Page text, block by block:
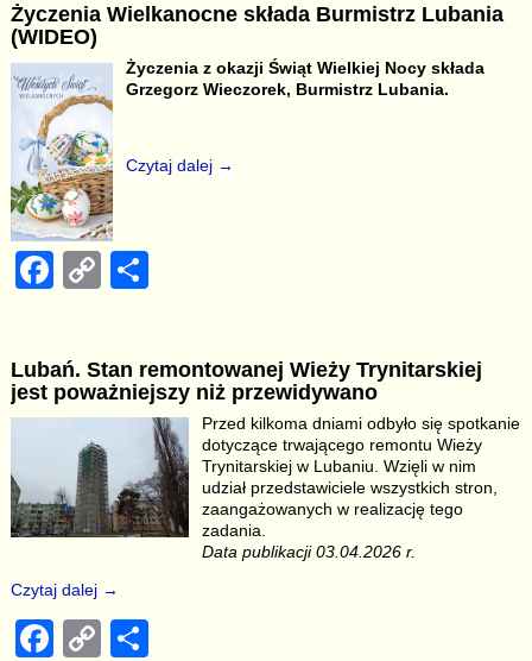
e
b
o
o
k
y
Li
n
k
e
Życzenia Wielkanocne składa Burmistrz Lubania
(WIDEO)
Życzenia z okazji Świąt Wielkiej Nocy składa
Grzegorz Wieczorek, Burmistrz Lubania.
Czytaj dalej →
F
e
b
o
k
C
y
Li
n
k
e
Lubań. Stan remontowanej Wieży Trynitarskiej
jest poważniejszy niż przewidywano
Przed kilkoma dniami odbyło się spotkanie
dotyczące trwającego remontu Wieży
Trynitarskiej w Lubaniu. Wzięli w nim
udział przedstawiciele wszystkich stron,
zaangażowanych w realizację tego
zadania.
Data publikacji 03.04.2026 r.
Czytaj dalej →
F C S